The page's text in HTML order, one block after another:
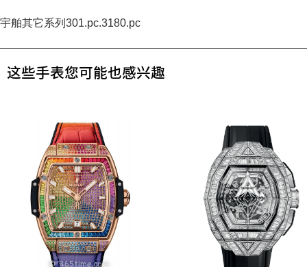
宇舶其它系列301.pc.3180.pc
这些手表您可能也感兴趣